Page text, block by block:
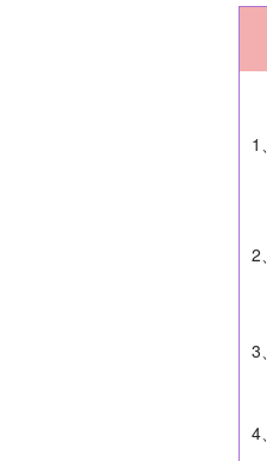
1、
2、
3、
4、